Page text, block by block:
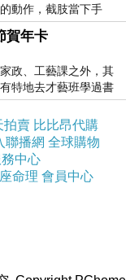
動作，截肢當下手
賀年卡
政、工藝課之外，其
特地去才藝班學過書
拍賣 比比昂代購
聯播網 全球購物
務中心
命理 會員中心